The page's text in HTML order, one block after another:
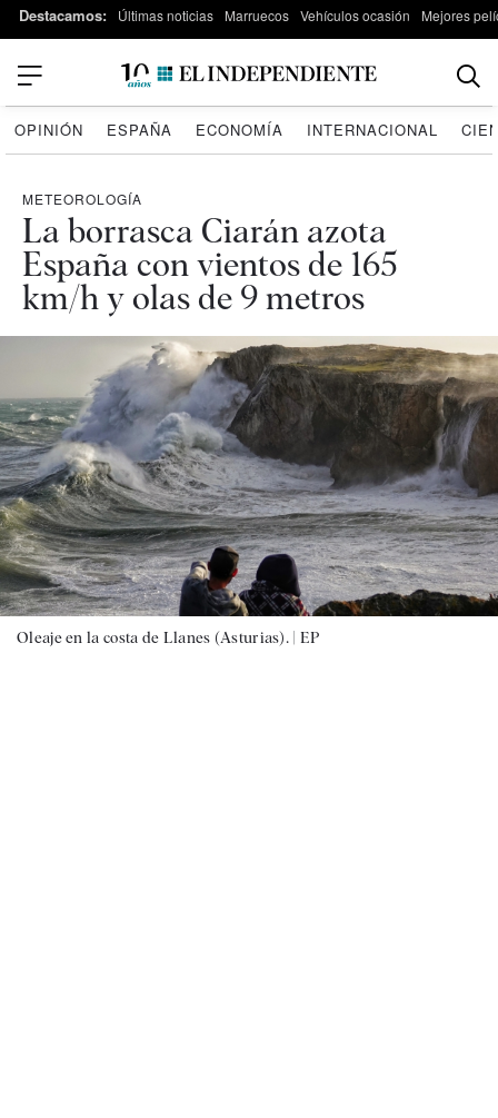
Destacamos: Últimas noticias Marruecos Vehículos ocasión Mejores
OPINIÓN ESPAÑA ECONOMÍA INTERNACIONAL
METEOROLOGÍA
La borrasca Ciarán azota
España con vientos de 165
km/h y olas de 9 metros
Oleaje en la costa de Llanes (Asturias). | EP